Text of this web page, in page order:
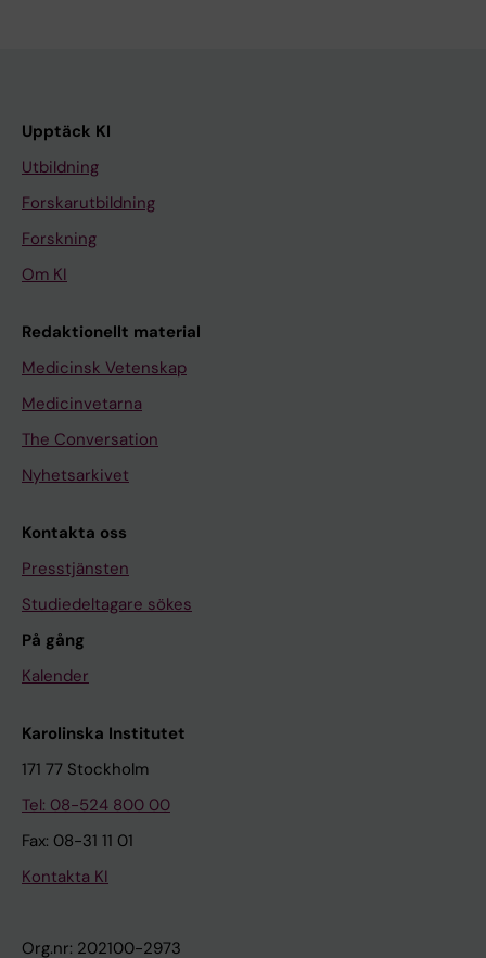
Upptäck KI
Utbildning
Forskarutbildning
Forskning
Om KI
Redaktionellt material
Medicinsk Vetenskap
Medicinvetarna
The Conversation
Nyhetsarkivet
Kontakta oss
Presstjänsten
Studiedeltagare sökes
På gång
Kalender
Karolinska Institutet
171 77 Stockholm
Tel: 08-524 800 00
Fax: 08-31 11 01
Kontakta KI
Org.nr: 202100-2973